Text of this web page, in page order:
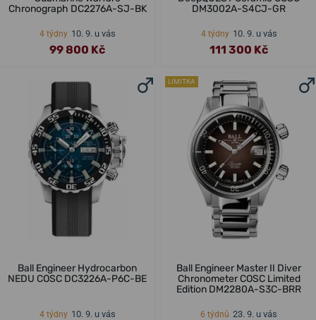
Chronograph DC2276A-SJ-BK
4 týdny 10. 9. u vás
99 800 Kč
DM3002A-S4CJ-GR
4 týdny 10. 9. u vás
111 300 Kč
Ball Engineer Hydrocarbon
NEDU COSC DC3226A-P6C-BE
4 týdny 10. 9. u vás
LIMITKA
Ball Engineer Master II Diver
Chronometer COSC Limited
Edition DM2280A-S3C-BRR
6 týdnů 23. 9. u vás